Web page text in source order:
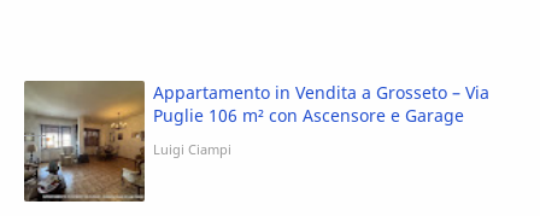
Appartamento in Vendita a Grosseto – Via
Puglie 106 m² con Ascensore e Garage
Luigi Ciampi